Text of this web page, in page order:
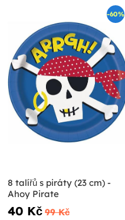
-60%
8 talířů s piráty (23 cm) -
Ahoy Pirate
40 Kč 99 Kč